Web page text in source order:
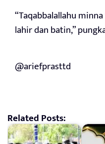
“Taqabbalallahu
lahir dan batin,”
@ariefprasttd
Related Posts: